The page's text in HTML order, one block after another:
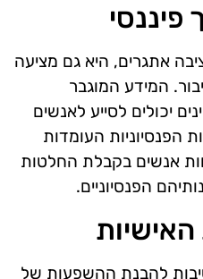
פיננסי
אתגרים, היא גם מציעה
המידע המוגבר
יכולים לסייע לאנשים
הפנסיוניות העומדות
אנשים בקבלת החלטות
הפנסיוניים.
להבנת ההשפעות של